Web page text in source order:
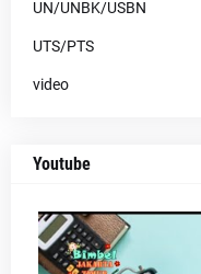
UN/UNBK/USBN
UTS/PTS
video
Youtube